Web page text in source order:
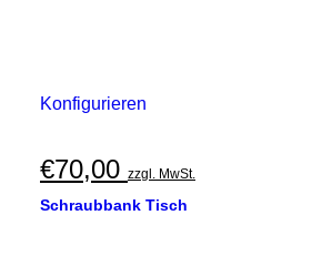
Konfigurieren
€70,00 zzgl. MwSt.
Schraubbank Tisch